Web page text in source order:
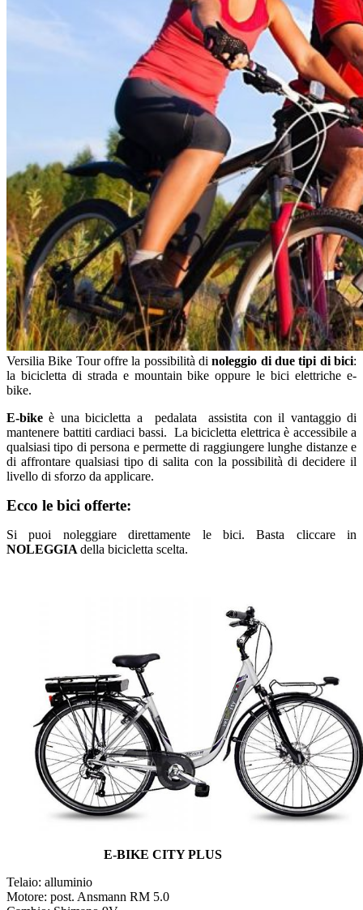
Versilia Bike Tour offre la possibilità dinoleggio di due tipi di bici:
la bicicletta di strada e mountain bike oppure le bici elettriche e-
bike.
E-bike è una bicicletta a pedalata assistita con il vantaggio di
mantenere battiti cardiaci bassi. La bicicletta elettrica è accessibile a
qualsiasi tipo di persona e permette di raggiungere lunghe distanze e
di affrontare qualsiasi tipo di salita con la possibilità di decidere il
livello di sforzo da applicare.
Ecco le bici offerte:
Si puoi noleggiare direttamente le bici. Basta cliccare in
NOLEGGIA della bicicletta scelta.
E-BIKE CITY PLUS
Telaio: alluminio
Motore: post. Ansmann RM 5.0